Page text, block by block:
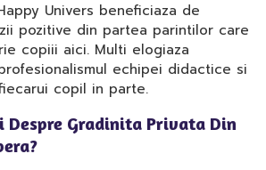
Univers beneficiaza de
pozitive din partea parintilor care
copiii aici. Multi elogiaza
echipei didactice si
copil in parte.
Despre Gradinita Privata Din